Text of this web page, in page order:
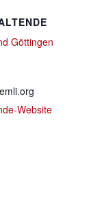
Göttingen
Website